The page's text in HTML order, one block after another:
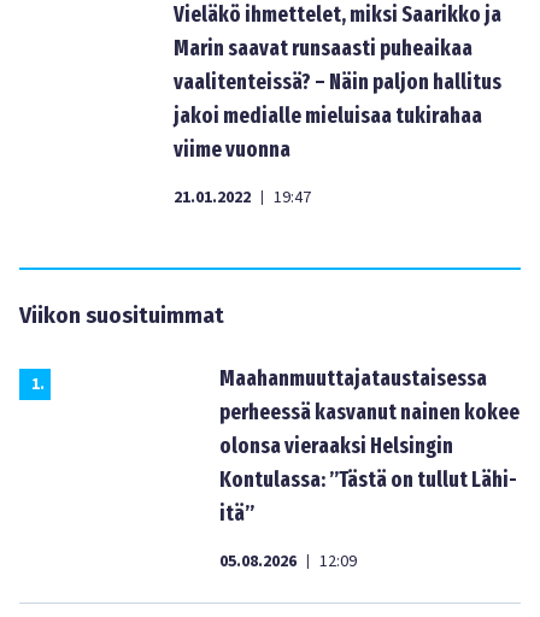
Vieläkö ihmettelet, miksi Saarikko ja
Marin saavat runsaasti puheaikaa
vaalitenteissä? – Näin paljon hallitus
jakoi medialle mieluisaa tukirahaa
viime vuonna
21.01.2022 | 19:47
Viikon suosituimmat
1.
Maahanmuuttajataustaisessa
perheessä kasvanut nainen kokee
olonsa vieraaksi Helsingin
Kontulassa: ”Tästä on tullut Lähi-
itä”
05.08.2026 | 12:09